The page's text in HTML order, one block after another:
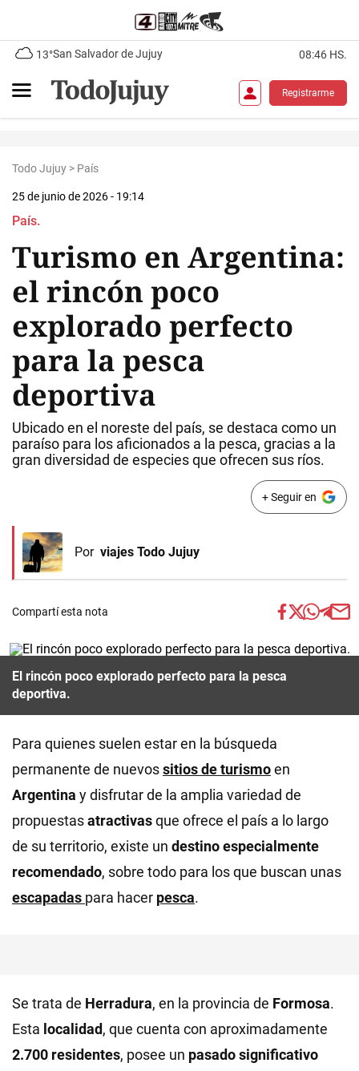
13°San Salvador de Jujuy 08:46 HS.
Registrarme
Todo Jujuy > País
25 de junio de 2026 - 19:14
País.
Turismo en Argentina:
el rincón poco
explorado perfecto
para la pesca
deportiva
Ubicado en el noreste del país, se destaca como un
paraíso para los aficionados a la pesca, gracias a la
gran diversidad de especies que ofrecen sus ríos.
+ Seguir en
Por viajes Todo Jujuy
Compartí esta nota
El rincón poco explorado perfecto para la pesca
deportiva.
Para quienes suelen estar en la búsqueda
permanente de nuevossitios de turismoen
Argentina y disfrutar de la amplia variedad de
propuestasatractivasque ofrece el país a lo largo
de su territorio, existe un destino especialmente
recomendado, sobre todo para los que buscan unas
escapadas para hacer pesca.
Se trata de Herradura, en la provincia de Formosa.
Esta localidad, que cuenta con aproximadamente
2.700 residentes, posee un pasado significativo